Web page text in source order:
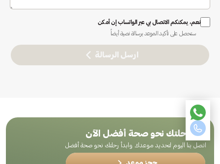
نعم، يمكنكم الاتصال بي عبر الواتساب إن أمكن
ستحصل على تأكيد الموعد برسالة نصية أيضاً
ارسل الرسالة
ابدأ رحلتك نحو صحة أفضل الآن
اتصل بنا اليوم لتحديد موعدك وابدأ رحلتك نحو صحة أفضل